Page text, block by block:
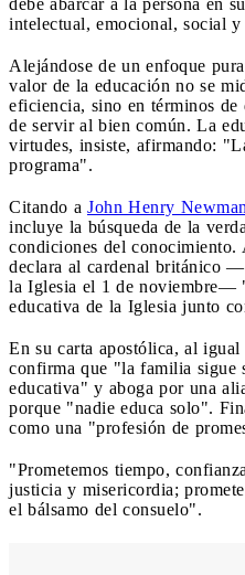
debe abarcar a la persona en
intelectual, emocional, social
Alejándose de un enfoque
valor de la educación no se
eficiencia, sino en términos
de servir al bien común. La
virtudes, insiste, afirmando:
programa".
Citando a John Henry
incluye la búsqueda de la
condiciones del
declara al cardenal británico
la Iglesia el 1 de noviembre—
educativa de la Iglesia junto
En su carta apostólica, al igual
confirma que "la familia sigue
educativa" y aboga por una
porque "nadie educa solo".
como una "profesión de
"Prometemos tiempo,
justicia y misericordia;
el bálsamo del consuelo".